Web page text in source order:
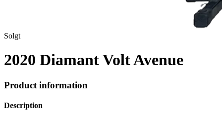
Solgt
2020 Diamant Volt Avenue
Product information
Description